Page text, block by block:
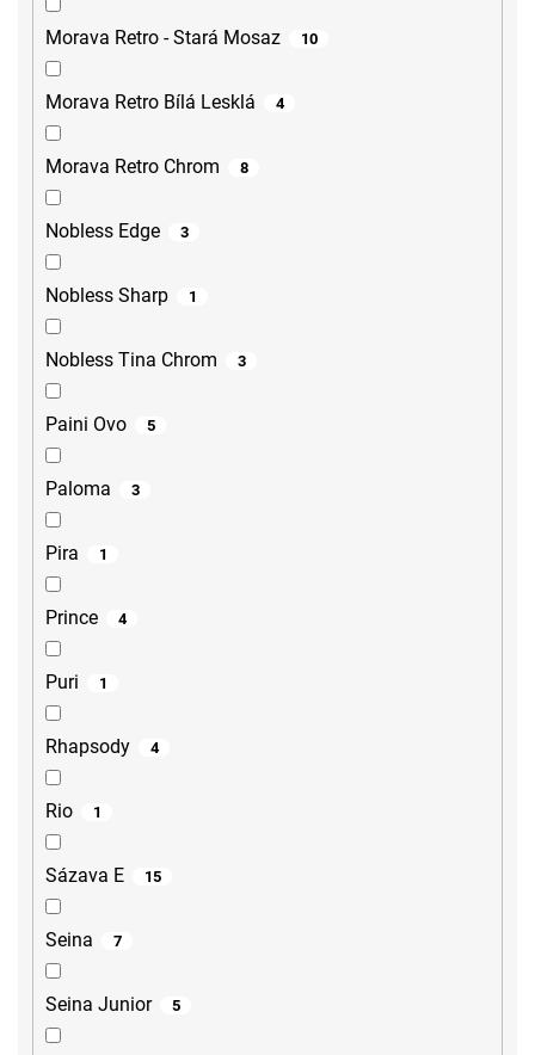
Morava Retro - Stará Mosaz 10
Morava Retro Bílá Lesklá 4
Morava Retro Chrom 8
Nobless Edge 3
Nobless Sharp 1
Nobless Tina Chrom 3
Paini Ovo 5
Paloma 3
Pira 1
Prince 4
Puri 1
Rhapsody 4
Rio 1
Sázava E 15
Seina 7
Seina Junior 5